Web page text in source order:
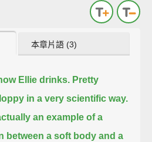
本章片語 (3)
Ellie drinks. Pretty
in a very scientific way.
an example of a
between a soft body and a